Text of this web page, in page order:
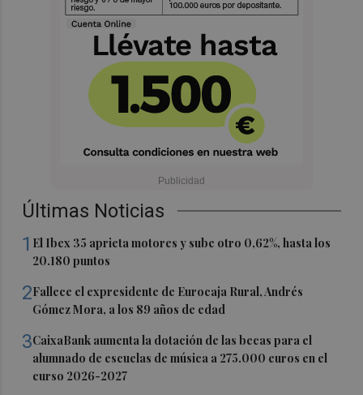
Últimas Noticias
1 El Ibex 35 aprieta motores y sube otro 0,62%, hasta los
20.180 puntos
2Fallece el expresidente de Eurocaja Rural, Andrés
Gómez Mora, a los 89 años de edad
3CaixaBank aumenta la dotación de las becas para el
alumnado de escuelas de música a 275.000 euros en el
curso 2026-2027